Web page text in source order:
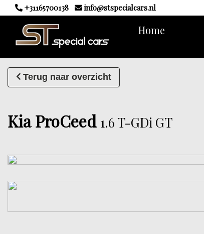
+31165700138 info@stspecialcars.nl
Home
Terug naar overzicht
Kia ProCeed 1.6 T-GDi GT